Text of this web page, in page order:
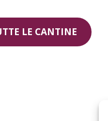
LE CANTINE